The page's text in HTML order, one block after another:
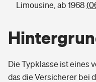
Limousine, ab 1968
Die Typklasse ist eines
das die Versicherer bei